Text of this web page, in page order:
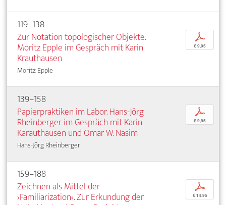
119–138
Zur Notation topologischer Objekte.
Moritz Epple im Gespräch mit Karin
Krauthausen
Moritz Epple
p
€ 9,95
139–158
Papierpraktiken im Labor. Hans-Jörg
Rheinberger im Gespräch mit Karin
Karauthausen und Omar W. Nasim
Hans-Jörg Rheinberger
p
€ 9,95
159–188
Zeichnen als Mittel der
›Familiarization‹. Zur Erkundung der
p
€ 14,95